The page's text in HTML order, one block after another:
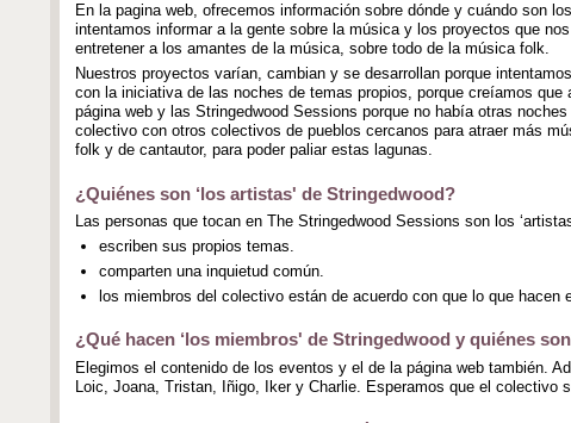
En la pagina web, ofrecemos información sobre dónde y cuándo son
intentamos informar a la gente sobre la música y los proyectos que
entretener a los amantes de la música, sobre todo de la música folk.
Nuestros proyectos varían, cambian y se desarrollan porque
con la iniciativa de las noches de temas propios, porque creíamos
página web y las Stringedwood Sessions porque no había otras
colectivo con otros colectivos de pueblos cercanos para atraer más
folk y de cantautor, para poder paliar estas lagunas.
¿Quiénes son ‘los artistas' de Stringedwood?
Las personas que tocan en The Stringedwood Sessions son los
escriben sus propios temas.
comparten una inquietud común.
los miembros del colectivo están de acuerdo con que lo que
¿Qué hacen ‘los miembros' de Stringedwood y quiénes
Elegimos el contenido de los eventos y el de la página web también.
Loic, Joana, Tristan, Iñigo, Iker y Charlie. Esperamos que el colectivo